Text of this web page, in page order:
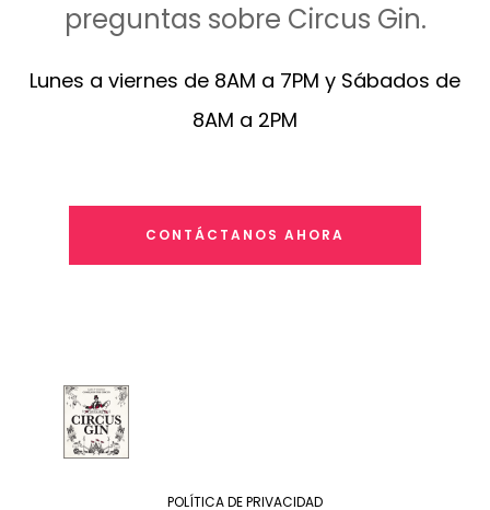
preguntas sobre Circus Gin.
Lunes a viernes de 8AM a 7PM y Sábados de
8AM a 2PM
CONTÁCTANOS AHORA
POLÍTICA DE PRIVACIDAD